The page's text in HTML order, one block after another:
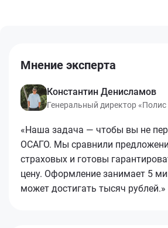
Мнение эксперта
Константин Денисламов
Генеральный директор «Полис
«Наша задача — чтобы вы не
ОСАГО. Мы сравнили
страховых и готовы
цену. Оформление занимает 5
может достигать тысяч рублей.»